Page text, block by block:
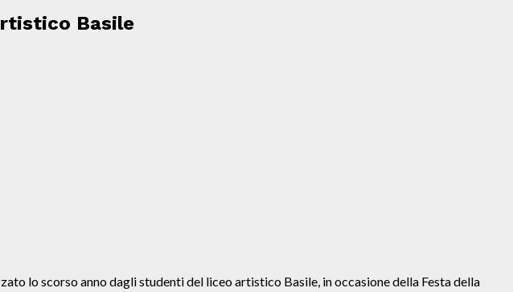
Basile
lo scorso anno dagli studenti del liceo artistico Basile, in occasione della Festa della